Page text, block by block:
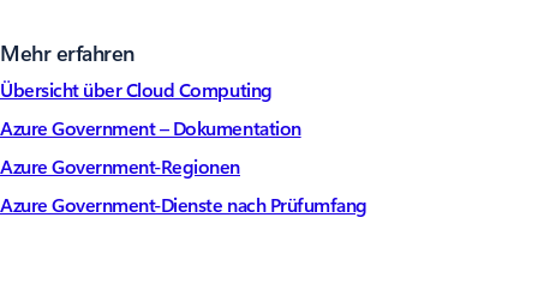
Mehr erfahren
Übersicht über Cloud Computing
Azure Government – Dokumentation
Azure Government-Regionen
Azure Government-Dienste nach Prüfumfang